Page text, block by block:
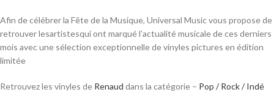
Afin de célébrer la Fête de la Musique, Universal Music vous propose de
retrouver lesartistesqui ont marqué l’actualité musicale de ces derniers
mois avec une sélection exceptionnelle de vinyles pictures en édition
limitée
Retrouvez les vinyles de Renaud dans la catégorie – Pop / Rock / Indé